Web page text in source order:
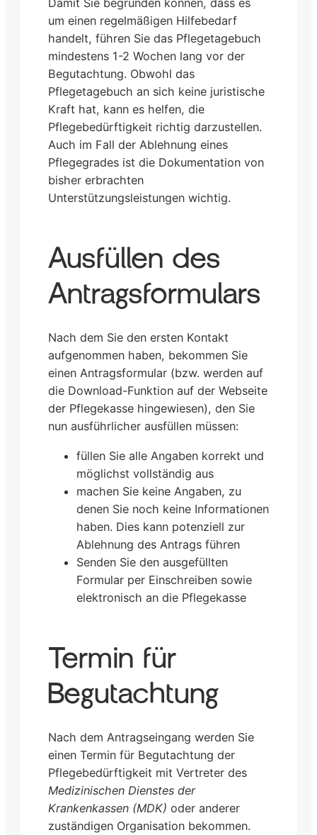
Damit Sie begründen können, dass es
um einen regelmäßigen Hilfebedarf
handelt, führen Sie das Pflegetagebuch
mindestens 1-2 Wochen lang vor der
Begutachtung. Obwohl das
Pflegetagebuch an sich keine juristische
Kraft hat, kann es helfen, die
Pflegebedürftigkeit richtig darzustellen.
Auch im Fall der Ablehnung eines
Pflegegrades ist die Dokumentation von
bisher erbrachten
Unterstützungsleistungen wichtig.
Ausfüllen des
Antragsformulars
Nach dem Sie den ersten Kontakt
aufgenommen haben, bekommen Sie
einen Antragsformular (bzw. werden auf
die Download-Funktion auf der Webseite
der Pflegekasse hingewiesen), den Sie
nun ausführlicher ausfüllen müssen:
füllen Sie alle Angaben korrekt und
möglichst vollständig aus
machen Sie keine Angaben, zu
denen Sie noch keine Informationen
haben. Dies kann potenziell zur
Ablehnung des Antrags führen
Senden Sie den ausgefüllten
Formular per Einschreiben sowie
elektronisch an die Pflegekasse
Termin für
Begutachtung
Nach dem Antragseingang werden Sie
einen Termin für Begutachtung der
Pflegebedürftigkeit mit Vertreter des
Medizinischen Dienstes der
Krankenkassen (MDK) oder anderer
zuständigen Organisation bekommen.